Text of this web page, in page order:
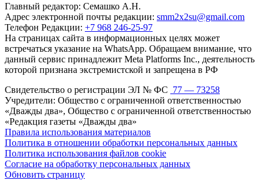
Главный редактор: Семашко А.Н.
Адрес электронной почты редакции: smm2x2su@gmail.com
Телефон Редакции: +7 968 246-25-97
На страницах сайта в информационных целях может
встречаться указание на WhatsApp. Обращаем внимание, что
данный сервис принадлежит Meta Platforms Inc., деятельность
которой признана экстремистской и запрещена в РФ
Свидетельство о регистрации ЭЛ № ФС 77 — 73258
Учредители: Общество с ограниченной ответственностью
«Дважды два», Общество с ограниченной ответственностью
«Редакция газеты «Дважды два»
Правила использования материалов
Политика в отношении обработки персональных данных
Политика использования файлов cookie
Согласие на обработку персональных данных
Обновить страницу